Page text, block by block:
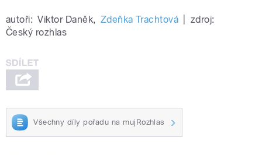
autoři: Viktor Daněk, Zdeňka Trachtová
zdroj:
Český rozhlas
Všechny díly pořadu na mujRozhlas